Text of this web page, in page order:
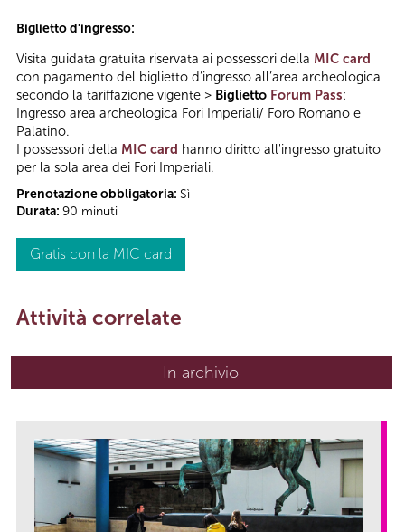
Biglietto d'ingresso:
Visita guidata gratuita riservata ai possessori della MIC card
con pagamento del biglietto d’ingresso all’area archeologica
secondo la tariffazione vigente > Biglietto Forum Pass:
Ingresso area archeologica Fori Imperiali/ Foro Romano e
Palatino.
I possessori della MIC card hanno diritto all'ingresso gratuito
per la sola area dei Fori Imperiali.
Prenotazione obbligatoria: Sì
Durata: 90 minuti
Gratis con la MIC card
Attività correlate
In archivio